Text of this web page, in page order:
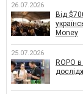
26.07.2026
Від
Money
25.07.2026
ROPO